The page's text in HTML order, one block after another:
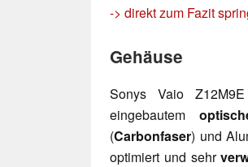
-> direkt zum Fazit
Gehäuse
Sonys Vaio
eingebautem
(Carbonfaser) und
optimiert und sehr